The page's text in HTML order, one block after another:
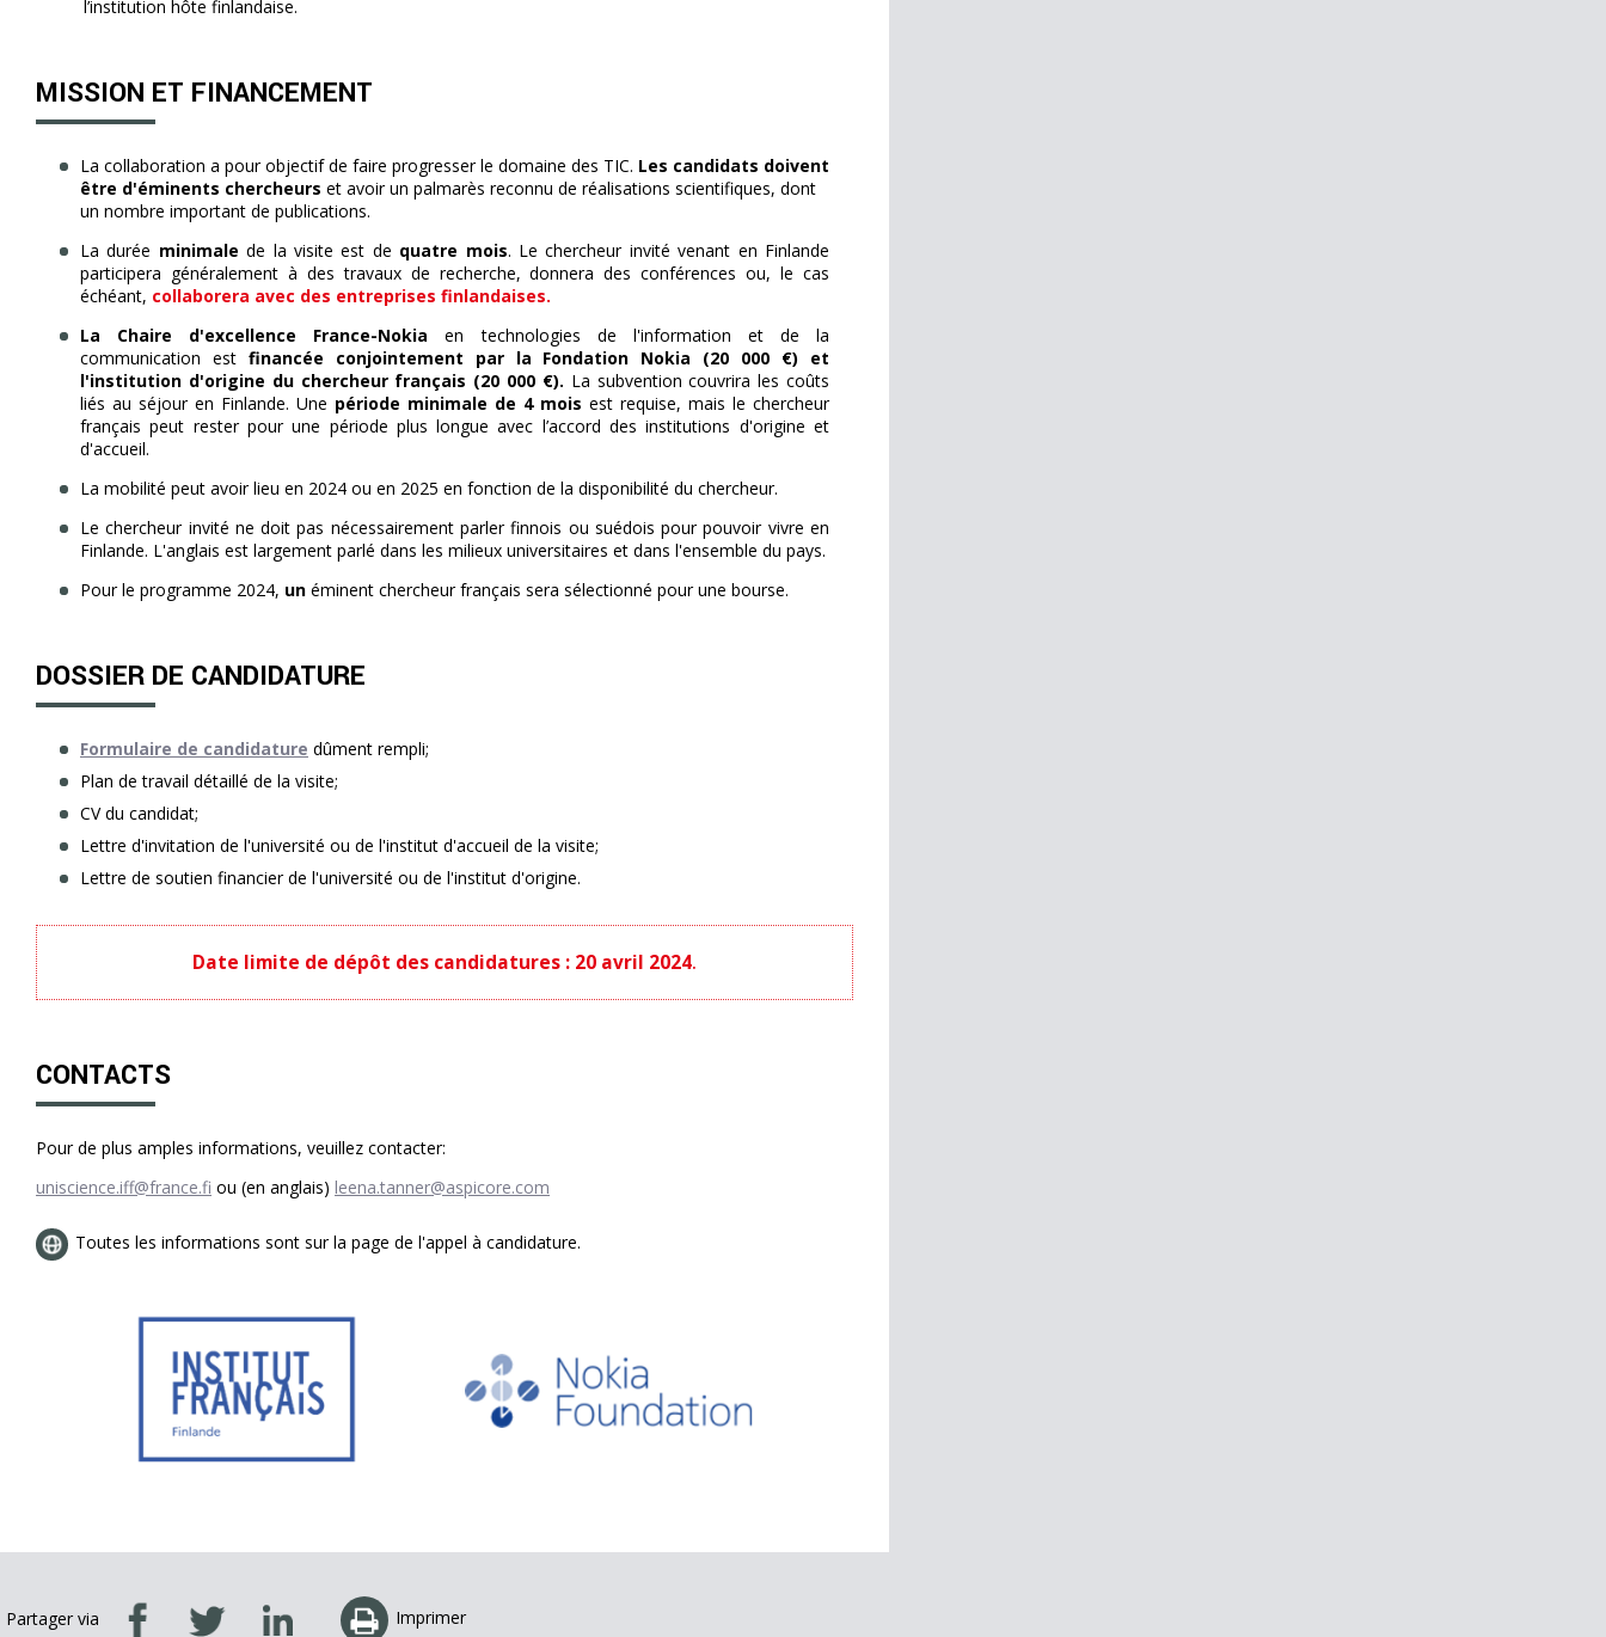
l’institution hôte finlandaise.
MISSION ET FINANCEMENT
La collaboration a pour objectif de faire progresser le domaine des TIC. Les candidats doivent
être d'éminents chercheurs et avoir un palmarès reconnu de réalisations scientifiques, dont
un nombre important de publications.
La durée minimale de la visite est de quatre mois. Le chercheur invité venant en Finlande
participera généralement à des travaux de recherche, donnera des conférences ou, le cas
échéant, collaborera avec des entreprises finlandaises.
La Chaire d'excellence France-Nokia en technologies de l'information et de la
communication est financée conjointement par la Fondation Nokia (20 000 €) et
l'institution d'origine du chercheur français (20 000 €). La subvention couvrira les coûts
liés au séjour en Finlande. Une période minimale de 4 mois est requise, mais le chercheur
français peut rester pour une période plus longue avec l’accord des institutions d'origine et
d'accueil.
La mobilité peut avoir lieu en 2024 ou en 2025 en fonction de la disponibilité du chercheur.
Le chercheur invité ne doit pas nécessairement parler finnois ou suédois pour pouvoir vivre en
Finlande. L'anglais est largement parlé dans les milieux universitaires et dans l'ensemble du pays.
Pour le programme 2024, un éminent chercheur français sera sélectionné pour une bourse.
DOSSIER DE CANDIDATURE
Formulaire de candidature dûment rempli;
Plan de travail détaillé de la visite;
CV du candidat;
Lettre d'invitation de l'université ou de l'institut d'accueil de la visite;
Lettre de soutien financier de l'université ou de l'institut d'origine.
Date limite de dépôt des candidatures : 20 avril 2024.
CONTACTS
Pour de plus amples informations, veuillez contacter:
uniscience.iff@france.fi ou (en anglais) leena.tanner@aspicore.com
Toutes les informations sont sur la page de l'appel à candidature.
Partager via Imprimer